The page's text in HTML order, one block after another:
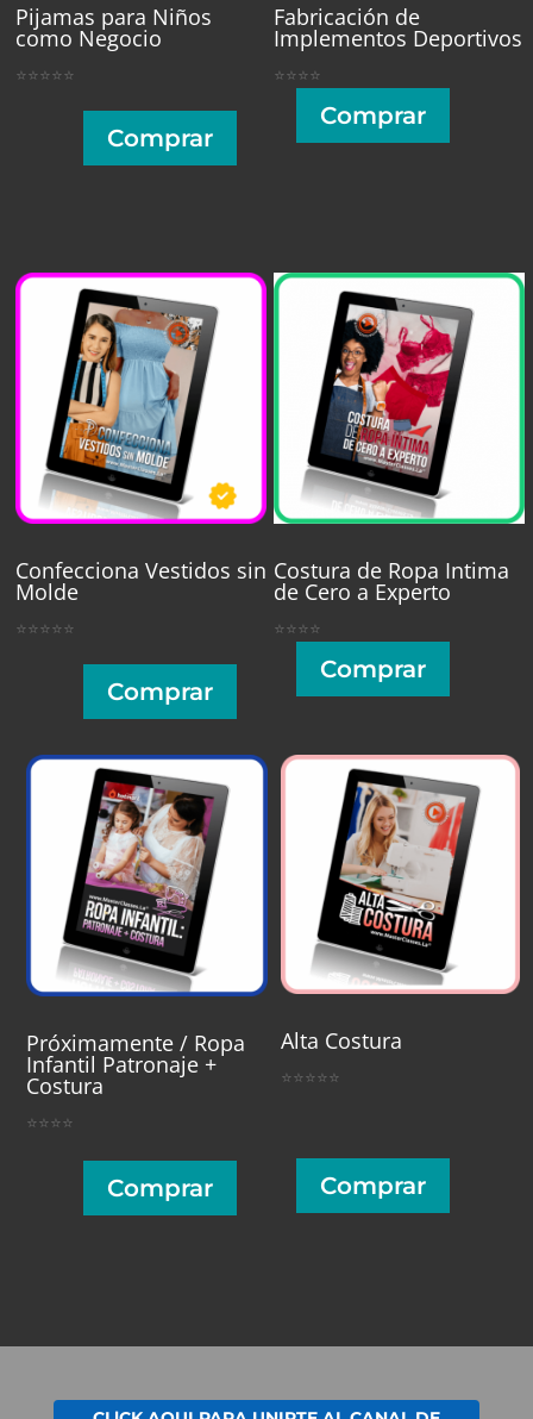
Pijamas para Niños
como Negocio
⭐⭐⭐⭐⭐
Comprar
Fabricación de
Implementos Deportivos
⭐⭐⭐⭐
Comprar
Confecciona Vestidos sin
Molde
⭐⭐⭐⭐⭐
Comprar
Costura de Ropa Intima
de Cero a Experto
⭐⭐⭐⭐
Comprar
Próximamente / Ropa
Infantil Patronaje +
Costura
⭐⭐⭐⭐
Comprar
Alta Costura
⭐⭐⭐⭐⭐
Comprar